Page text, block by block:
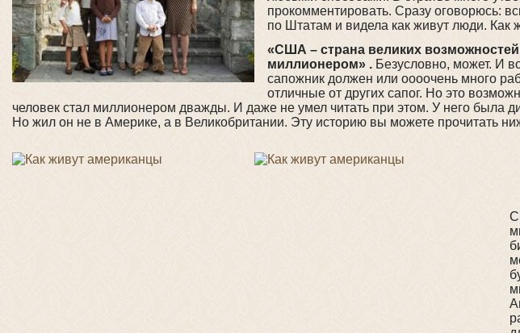
прокомментировать. Сразу оговорюсь:
по Штатам и видела как живут люди. Как
«США – страна великих
миллионером» . Безусловно, может. И
сапожник должен или оооочень много
отличные от других сапог. Но это
человек стал миллионером дважды. И даже не умел читать при этом. У него была
Но жил он не в Америке, а в Великобритании. Эту историю вы можете прочитать